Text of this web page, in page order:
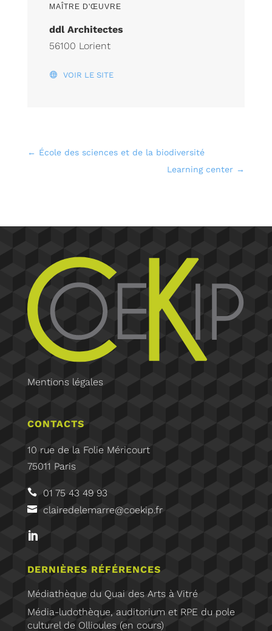
MAÎTRE D'ŒUVRE
ddl Architectes
56100 Lorient
VOIR LE SITE
← École des sciences et de la biodiversité
Learning center →
Mentions légales
CONTACTS
10 rue de la Folie Méricourt
75011 Paris
01 75 43 49 93
clairedelemarre@coekip.fr
DERNIÈRES RÉFÉRENCES
Médiathèque du Quai des Arts à Vitré
Média-ludothèque, auditorium et RPE du pole
culturel de Ollioules (en cours)